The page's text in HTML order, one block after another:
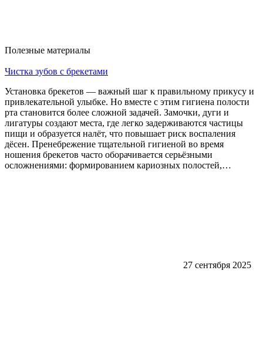
Полезные материалы
Чистка зубов с брекетами
Установка брекетов — важный шаг к правильному прикусу и
привлекательной улыбке. Но вместе с этим гигиена полости
рта становится более сложной задачей. Замочки, дуги и
лигатуры создают места, где легко задерживаются частицы
пищи и образуется налёт, что повышает риск воспаления
дёсен. Пренебрежение тщательной гигиеной во время
ношения брекетов часто оборачивается серьёзными
осложнениями: формированием кариозных полостей,…
27 сентября 2025